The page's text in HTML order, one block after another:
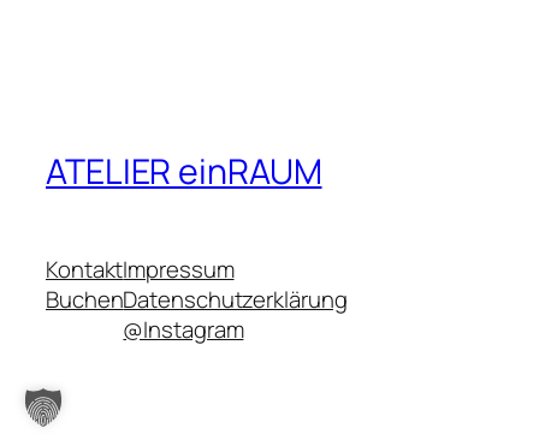
ATELIER einRAUM
Kontakt
Buchen
Impressum
Datenschutzerklärung
@Instagram